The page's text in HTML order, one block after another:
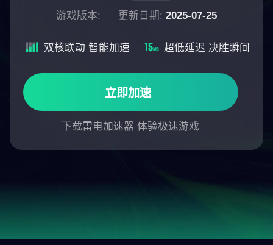
游戏版本: 更新日期: 2025-07-25
立即加速
下载雷电加速器 体验极速游戏
双核联动 智能加速 超低延迟 决胜瞬间